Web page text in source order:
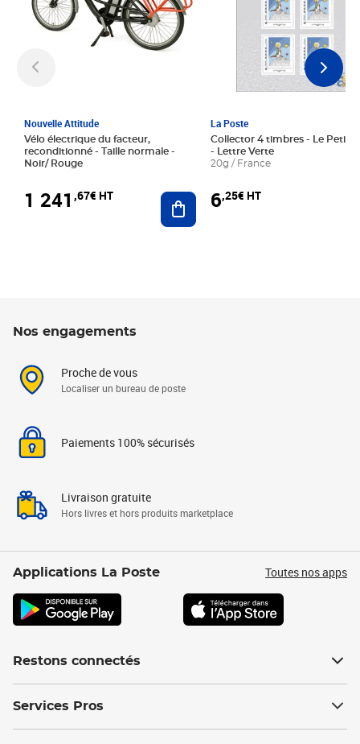
Nouvelle Attitude
Vélo électrique du facteur,
reconditionné - Taille normale -
Noir/ Rouge
1 241 ,67€ HT Ajouter au panier
La Poste
Collector 4 timbres - Le Petit
- Lettre Verte
20g / France
6,25€ HT
Nos engagements
Proche de vous
Localiser un bureau de poste
Paiements 100% sécurisés
Livraison gratuite
Hors livres et hors produits marketplace
Applications La Poste Toutes nos apps
Restons connectés
Services Pros